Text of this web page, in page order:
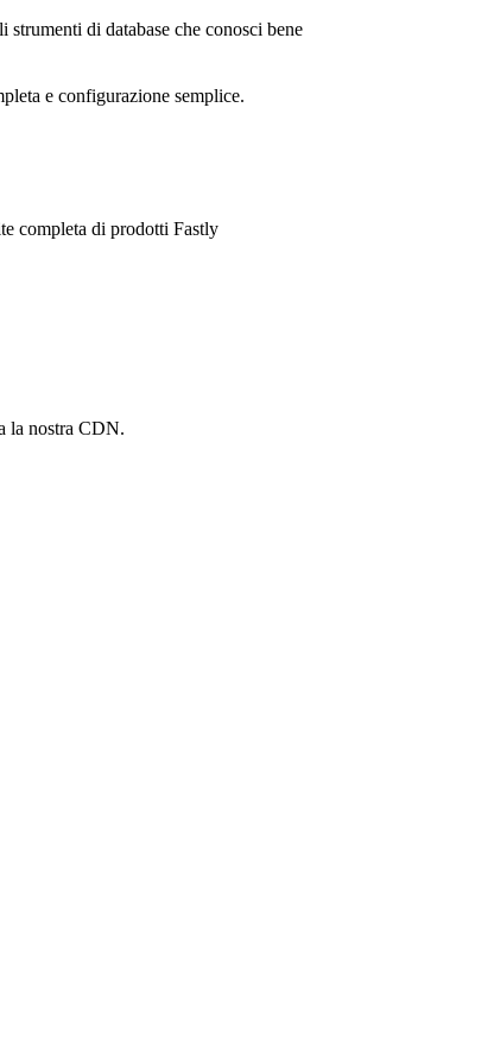
di database che conosci bene
e configurazione semplice.
completa di prodotti Fastly
la nostra CDN.